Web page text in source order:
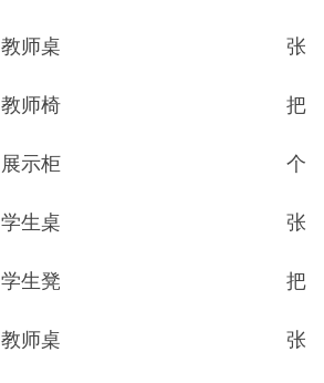
教师桌 张
教师椅 把
展示柜 个
学生桌 张
学生凳 把
教师桌 张